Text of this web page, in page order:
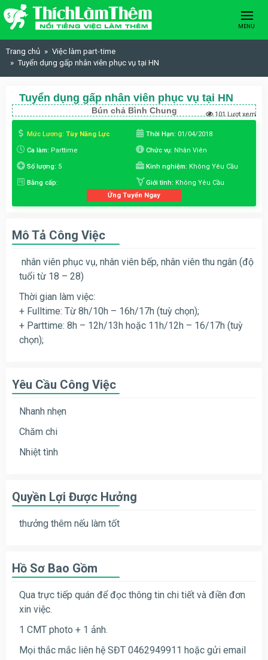
Skip to content
MENU
Trang chủ
Việc làm part-time
Tuyển dụng gấp nhân viên phục vụ tại HN
Tuyển dụng gấp nhân viên phục vụ tại HN
Bún chả Bình Chung 101 Lượt xem
Mức Lương: Tùy Năng Lực Thời Hạn: 01/04/2018
Ca làm: Parttime Chức vụ: Nhân Viên
Số lượng: 5 Kinh nghiệm: Không Yêu Cầu
Bằng cấp: Giới tính: Không Yêu Cầu
Ứng Tuyển Ngay
Mô Tả Công Việc
nhân viên phục vụ, nhân viên bếp, nhân viên thu ngân (độ
tuổi từ 18 – 28)
Thời gian làm việc:
+ Fulltime: Từ 8h/10h – 16h/17h (tuỳ chọn);
+ Parttime: 8h – 12h/13h hoặc 11h/12h – 16/17h (tuỳ
chọn);
Yêu Cầu Công Việc
Nhanh nhẹn
Chăm chi
Nhiệt tình
Quyền Lợi Được Hưởng
thưởng thêm nếu làm tốt
Hồ Sơ Bao Gồm
Qua trực tiếp quán để đọc thông tin chi tiết và điền đơn
xin việc.
1 CMT photo + 1 ảnh.
Mọi thắc mắc liên hệ SĐT 0462949911 hoặc gửi email